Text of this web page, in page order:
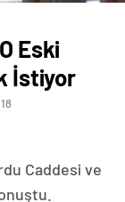
Eski
İstiyor
Caddesi ve